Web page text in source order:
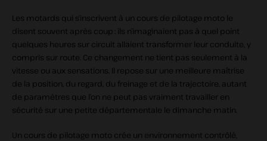
Les motards qui s’inscrivent à un cours de pilotage moto le
disent souvent après coup : ils n’imaginaient pas à quel point
quelques heures sur circuit allaient transformer leur conduite, y
compris sur route. Ce changement ne tient pas seulement à la
vitesse ou aux sensations. Il repose sur une meilleure maîtrise
de la position, du regard, du freinage et de la trajectoire, autant
de paramètres que l’on ne peut pas vraiment travailler en
sécurité sur une petite départementale le dimanche matin.
Un cours de pilotage moto crée un environnement contrôlé,